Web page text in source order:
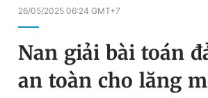
Chuyên mục
Đổi mật khẩu
Tin đã lưu
26/05/2025 06:24 GMT+7
Nan giải bài toán
an toàn cho lăng